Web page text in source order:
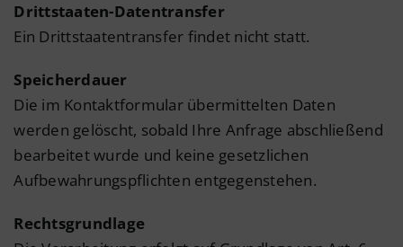
Drittstaaten-Datentransfer
Ein Drittstaatentransfer findet nicht statt.
Speicherdauer
Die im Kontaktformular übermittelten Daten
werden gelöscht, sobald Ihre Anfrage abschließend
bearbeitet wurde und keine gesetzlichen
Aufbewahrungspflichten entgegenstehen.
Rechtsgrundlage